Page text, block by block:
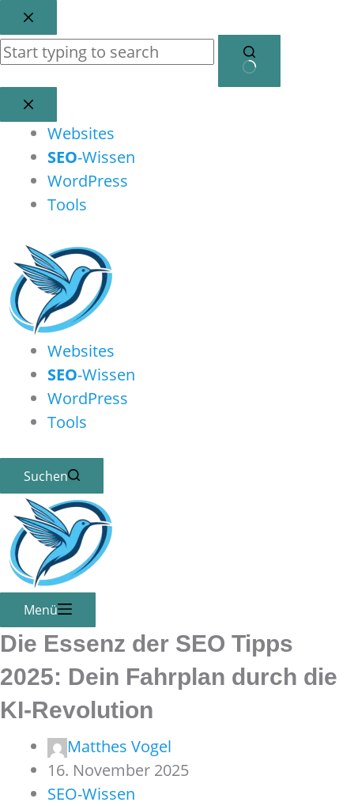
Zum
Inhalt
springen
Keine
Ergebnisse
Websites
SEO-Wissen
WordPress
Tools
Websites
SEO-Wissen
WordPress
Tools
Suchen
Menü
Die Essenz der SEO Tipps
2025: Dein Fahrplan durch die
KI-Revolution
Matthes Vogel
16. November 2025
SEO-Wissen